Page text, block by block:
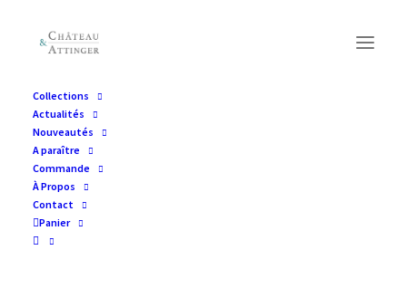
Collections
Actualités
Nouveautés
A paraître
Commande
À Propos
Contact
Panier